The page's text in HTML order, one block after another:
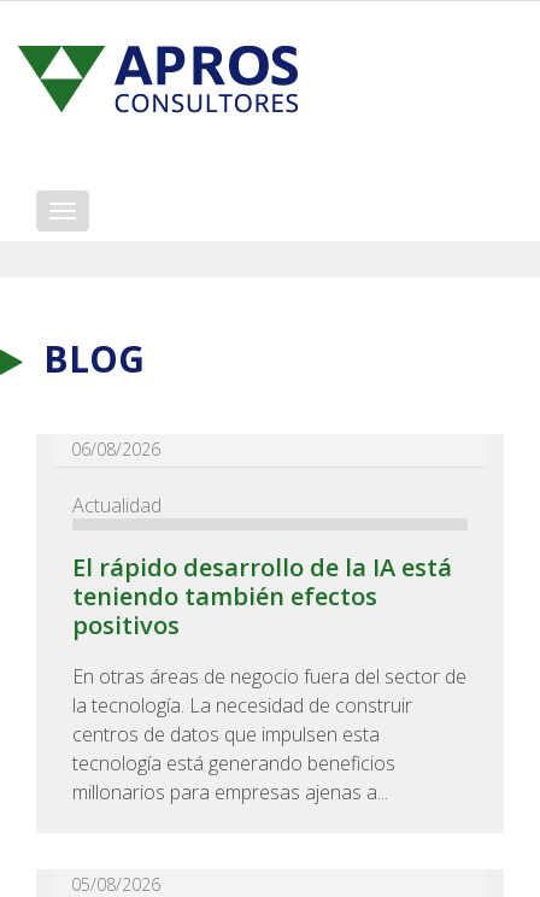
Mostrar/ocultar
BLOG
06/08/2026
Actualidad
El rápido desarrollo de la IA está
teniendo también efectos
positivos
En otras áreas de negocio fuera del sector de
la tecnología. La necesidad de construir
centros de datos que impulsen esta
tecnología está generando beneficios
millonarios para empresas ajenas a...
05/08/2026